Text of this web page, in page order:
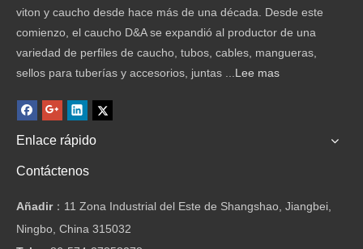
viton y caucho desde hace más de una década. Desde este
comienzo, el caucho D&A se expandió al productor de una
variedad de perfiles de caucho, tubos, cables, mangueras,
sellos para tuberías y accesorios, juntas ...Lee mas
Enlace rápido
Contáctenos
Añadir：11 Zona Industrial del Este de Shangshao, Jiangbei,
Ningbo, China 315032